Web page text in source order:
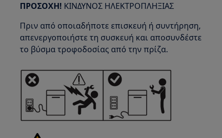
ΠΡΟΣΟΧΗ! ΚΙΝΔΥΝΟΣ ΗΛΕΚΤΡΟΠΛΗΞΙΑΣ
Πριν από οποιαδήποτε επισκευή ή συντήρηση,
απενεργοποιήστε τη συσκευή και αποσυνδέστε
το βύσμα τροφοδοσίας από την πρίζα.